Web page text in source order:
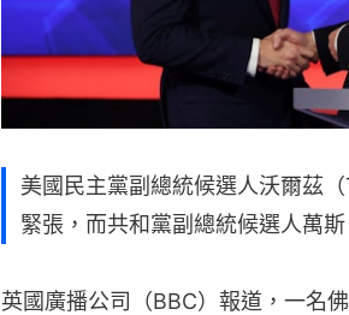
美國民主黨副總統候選人沃爾茲
緊張，而共和黨副總統候選人萬
英國廣播公司（BBC）報道，一名